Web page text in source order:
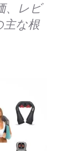
、レビ
主な根